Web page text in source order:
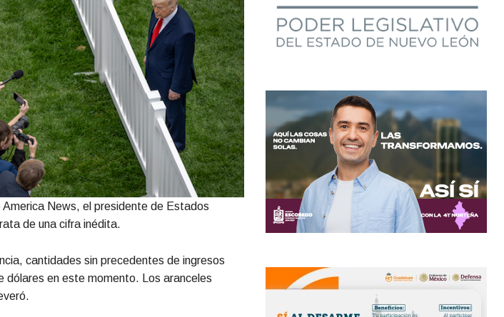
News, el presidente de Estados
de una cifra inédita.
cantidades sin precedentes de ingresos
dólares en este momento. Los aranceles